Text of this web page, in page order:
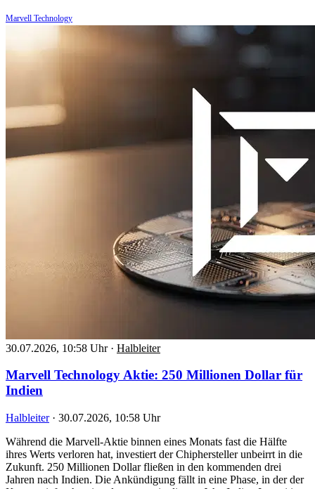
Marvell Technology
30.07.2026, 10:58 Uhr · Halbleiter
Marvell Technology Aktie: 250 Millionen Dollar für
Indien
Halbleiter · 30.07.2026, 10:58 Uhr
Während die Marvell-Aktie binnen eines Monats fast die Hälfte
ihres Werts verloren hat, investiert der Chiphersteller unbeirrt in die
Zukunft. 250 Millionen Dollar fließen in den kommenden drei
Jahren nach Indien. Die Ankündigung fällt in eine Phase, in der der